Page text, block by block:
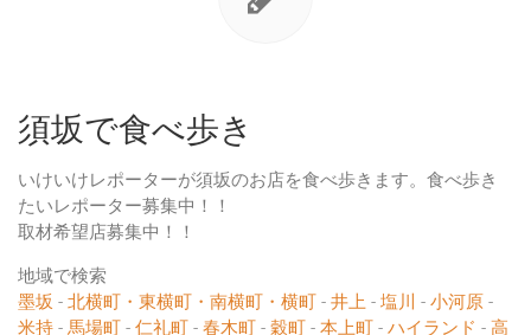
須坂で食べ歩き
いけいけレポーターが須坂のお店を食べ歩きます。食べ歩き
たいレポーター募集中！！
取材希望店募集中！！
地域で検索
墨坂 - 北横町・東横町・南横町・横町 - 井上 - 塩川 - 小河原 -
米持 - 馬場町 - 仁礼町 - 春木町 - 穀町 - 本上町 - ハイランド - 高